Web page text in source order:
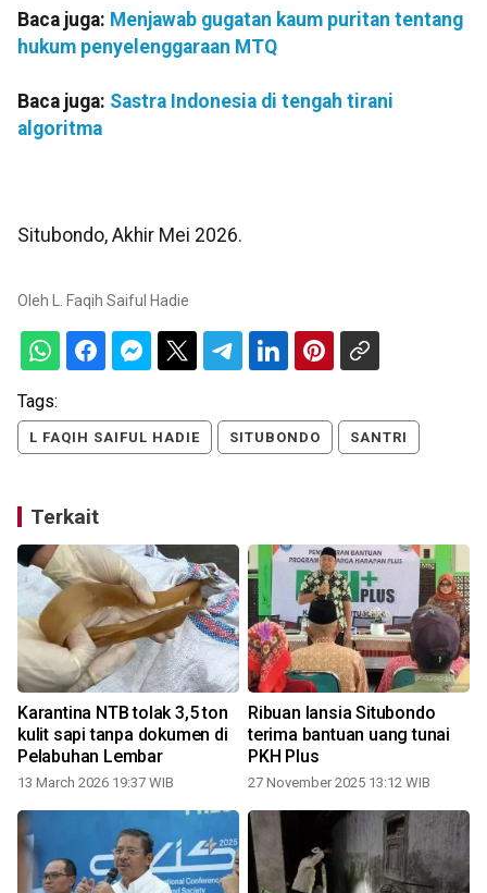
Baca juga: Menjawab gugatan kaum puritan tentang
hukum penyelenggaraan MTQ
Baca juga: Sastra Indonesia di tengah tirani
algoritma
Situbondo, Akhir Mei 2026.
Oleh L. Faqih Saiful Hadie
Tags:
L FAQIH SAIFUL HADIE SITUBONDO SANTRI
Terkait
Karantina NTB tolak 3,5 ton
kulit sapi tanpa dokumen di
Pelabuhan Lembar
13 March 2026 19:37 WIB
Ribuan lansia Situbondo
terima bantuan uang tunai
PKH Plus
27 November 2025 13:12 WIB